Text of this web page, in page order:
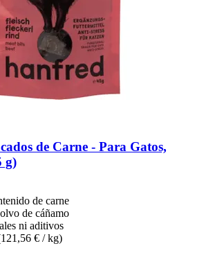
de Carne -​ Para Gatos,
g)
de carne
de cáñamo
ni aditivos
€ / kg)